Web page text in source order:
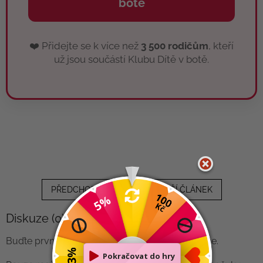
botě
❤️ Přidejte se k více než 3 500 rodičům, kteří
už jsou součástí Klubu Dítě v botě.
PŘEDCHOZÍ ČLÁNEK DALŠÍ ČLÁNEK
Diskuze (0)
Buďte první, kdo napíše příspěvek k této položce.